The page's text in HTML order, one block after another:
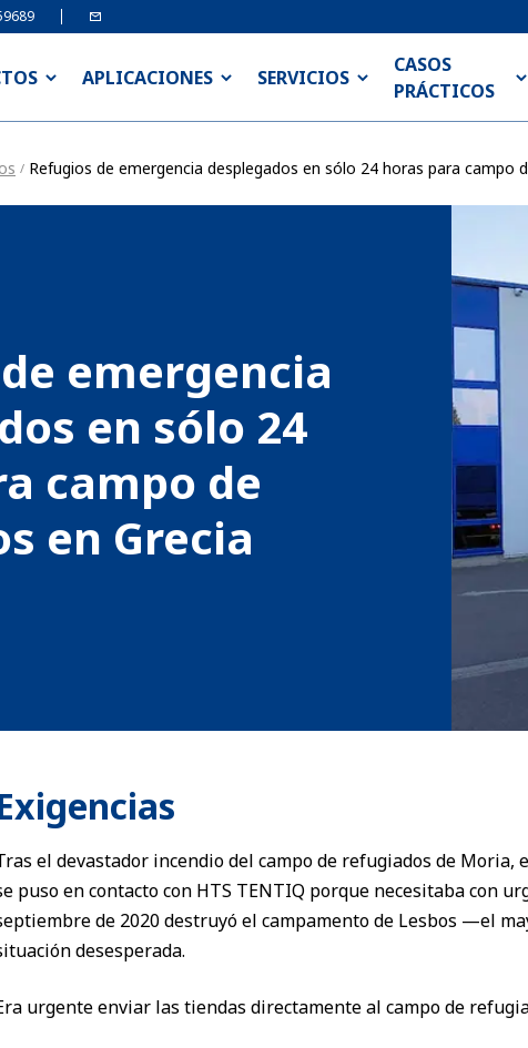
APLICACIONES SERVICIOS
CASOS
PRÁCTICOS
/ Refugios de emergencia desplegados en sólo 24 horas para campo
emergencia
en sólo 24
campo de
en Grecia
el devastador incendio del campo de refugiados de
puso en contacto con HTS TENTIQ porque necesitaba con
de 2020 destruyó el campamento de Lesbos —el
desesperada.
urgente enviar las tiendas directamente al campo de